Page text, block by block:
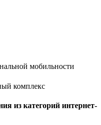
мобильности
комплекс
из категорий интернет-